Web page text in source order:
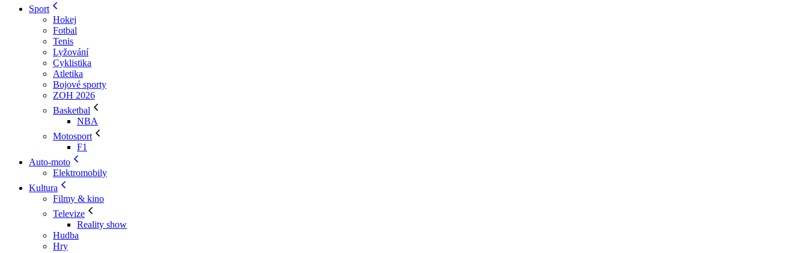
Sport
Hokej
Fotbal
Tenis
Lyžování
Cyklistika
Atletika
Bojové sporty
ZOH 2026
Basketbal
NBA
Motosport
F1
Auto-moto
Elektromobily
Kultura
Filmy & kino
Televize
Reality show
Hudba
Hry